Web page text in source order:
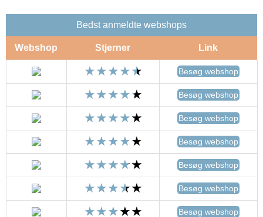
Bedst anmeldte webshops
Webshop Stjerner Link
Besøg webshop
Besøg webshop
Besøg webshop
Besøg webshop
Besøg webshop
Besøg webshop
Besøg webshop